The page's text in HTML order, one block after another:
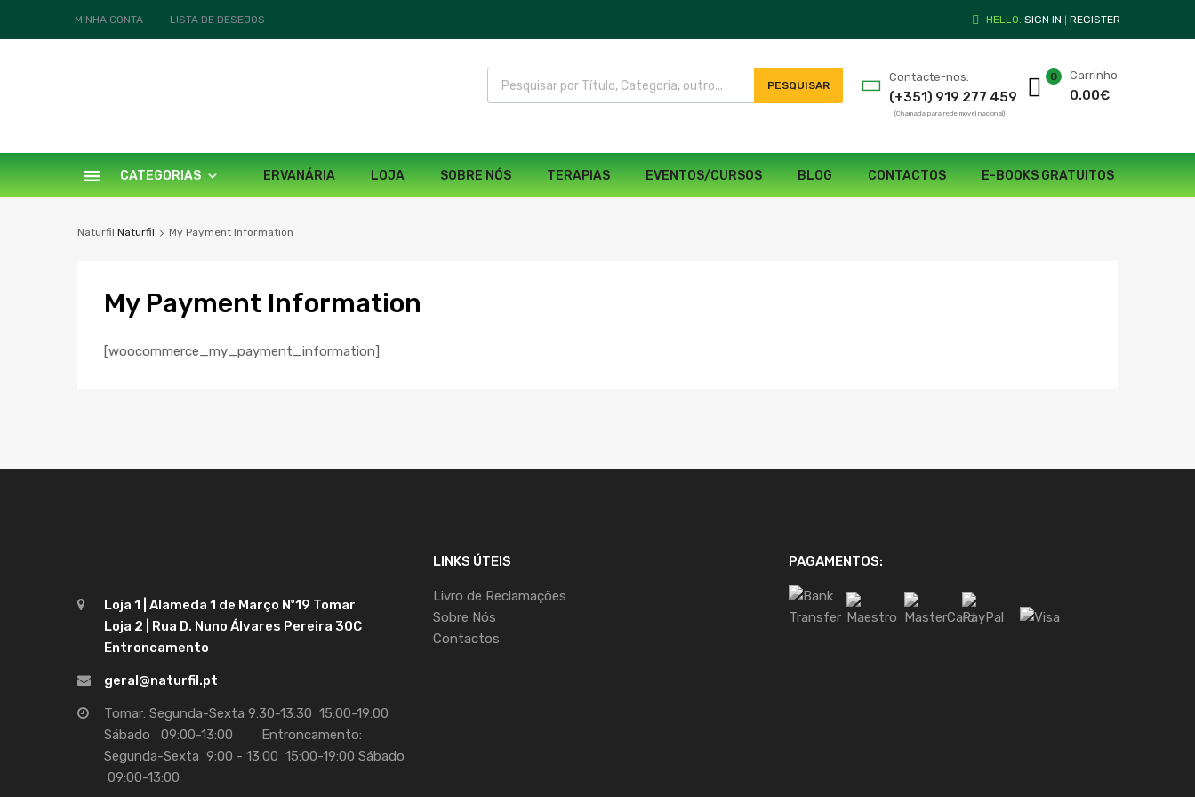
MINHA CONTA LISTA DE DESEJOS HELLO. SIGN IN REGISTER
PESQUISAR
Contacte-nos:
(+351) 919 277 459
(Chamada para rede móvel nacional)
Carrinho
0.00€
0
CATEGORIAS ERVANÁRIA LOJA SOBRE NÓS TERAPIAS EVENTOS/CURSOS BLOG CONTACTOS E-BOOKS GRATUITOS
Naturfil Naturfil My Payment Information
MyPayment Information
[woocommerce_my_payment_information]
Loja 1 | Alameda 1 de Março Nº19 Tomar
Loja 2 | Rua D. Nuno Álvares Pereira 30C
Entroncamento
geral@naturfil.pt
Tomar: Segunda-Sexta 9:30-13:30 15:00-19:00
Sábado 09:00-13:00 Entroncamento:
Segunda-Sexta 9:00 - 13:00 15:00-19:00 Sábado
09:00-13:00
LINKS ÚTEIS
Livro de Reclamações
Sobre Nós
Contactos
PAGAMENTOS: